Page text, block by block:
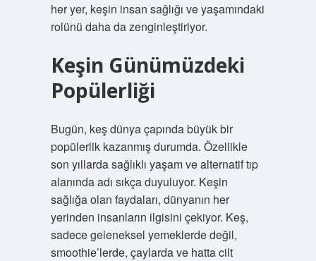
her yer, keşin insan sağlığı ve yaşamındaki
rolünü daha da zenginleştiriyor.
Keşin Günümüzdeki
Popülerliği
Bugün, keş dünya çapında büyük bir
popülerlik kazanmış durumda. Özellikle
son yıllarda sağlıklı yaşam ve alternatif tıp
alanında adı sıkça duyuluyor. Keşin
sağlığa olan faydaları, dünyanın her
yerinden insanların ilgisini çekiyor. Keş,
sadece geleneksel yemeklerde değil,
smoothie’lerde, çaylarda ve hatta cilt